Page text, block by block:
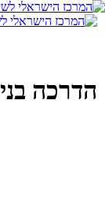
הדרכה